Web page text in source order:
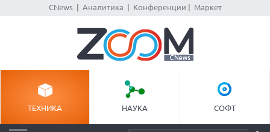
CNews| Аналитика Конференции Маркет
ТЕХНИКА НАУКА СОФТ